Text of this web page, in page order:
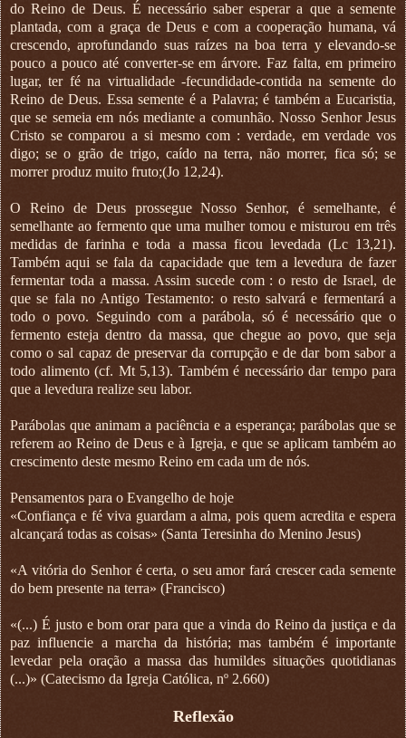
do Reino de Deus. É necessário saber esperar a que a semente
plantada, com a graça de Deus e com a cooperação humana, vá
crescendo, aprofundando suas raízes na boa terra y elevando-se
pouco a pouco até converter-se em árvore. Faz falta, em primeiro
lugar, ter fé na virtualidade -fecundidade-contida na semente do
Reino de Deus. Essa semente é a Palavra; é também a Eucaristia,
que se semeia em nós mediante a comunhão. Nosso Senhor Jesus
Cristo se comparou a si mesmo com : verdade, em verdade vos
digo; se o grão de trigo, caído na terra, não morrer, fica só; se
morrer produz muito fruto;(Jo 12,24).
O Reino de Deus prossegue Nosso Senhor, é semelhante, é
semelhante ao fermento que uma mulher tomou e misturou em três
medidas de farinha e toda a massa ficou levedada (Lc 13,21).
Também aqui se fala da capacidade que tem a levedura de fazer
fermentar toda a massa. Assim sucede com : o resto de Israel, de
que se fala no Antigo Testamento: o resto salvará e fermentará a
todo o povo. Seguindo com a parábola, só é necessário que o
fermento esteja dentro da massa, que chegue ao povo, que seja
como o sal capaz de preservar da corrupção e de dar bom sabor a
todo alimento (cf. Mt 5,13). Também é necessário dar tempo para
que a levedura realize seu labor.
Parábolas que animam a paciência e a esperança; parábolas que se
referem ao Reino de Deus e à Igreja, e que se aplicam também ao
crescimento deste mesmo Reino em cada um de nós.
Pensamentos para o Evangelho de hoje
«Confiança e fé viva guardam a alma, pois quem acredita e espera
alcançará todas as coisas» (Santa Teresinha do Menino Jesus)
«A vitória do Senhor é certa, o seu amor fará crescer cada semente
do bem presente na terra» (Francisco)
«(...) É justo e bom orar para que a vinda do Reino da justiça e da
paz influencie a marcha da história; mas também é importante
levedar pela oração a massa das humildes situações quotidianas
(...)» (Catecismo da Igreja Católica, nº 2.660)
Reflexão